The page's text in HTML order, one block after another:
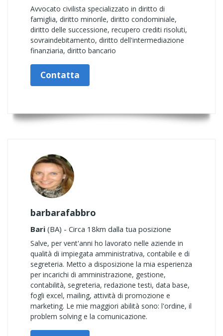
Avvocato civilista specializzato in diritto di
famiglia, diritto minorile, diritto condominiale,
diritto delle successione, recupero crediti risoluti,
sovraindebitamento, diritto dell'intermediazione
finanziaria, diritto bancario
Contatta
barbarafabbro
Bari (BA) - Circa 18km dalla tua posizione
Salve, per vent'anni ho lavorato nelle aziende in
qualità di impiegata amministrativa, contabile e di
segreteria. Metto a disposizione la mia esperienza
per incarichi di amministrazione, gestione,
contabilità, segreteria, redazione testi, data base,
fogli excel, mailing, attività di promozione e
marketing. Le mie maggiori abilità sono: l'ordine, il
problem solving e la comunicazione.